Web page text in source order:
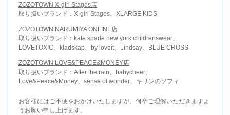
ZOZOTOWN X-girl Stages店
取り扱いブランド：X-girl Stages、XLARGE KIDS
ZOZOTOWN NARUMIYA ONLINE店
取り扱いブランド：kate spade new york childrenswear、
LOVETOXIC、kladskap、by loveit、Lindsay、BLUE CROSS
ZOZOTOWN LOVE&PEACE&MONEY店
取り扱いブランド：After the rain、babycheer、
Love&Peace&Money、sense of wonder、キリンのソフィ
お客様にはご不便をおかけいたしますが、何卒ご理解いただきますよ
うお願い申し上げます。